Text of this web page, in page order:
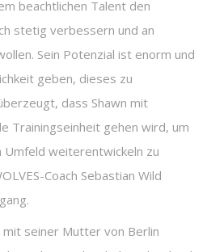
beachtlichen Talent den
stetig verbessern und an
Sein Potenzial ist enorm und
geben, dieses zu
dass Shawn mit
Trainingseinheit gehen wird, um
Umfeld weiterentwickeln zu
Coach Sebastian Wild
mit seiner Mutter von Berlin